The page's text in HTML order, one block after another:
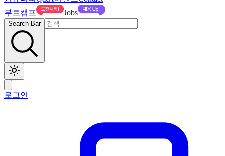
부트캠프
Jobs
Search Bar
로그인